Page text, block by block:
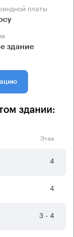
платы
здание
здании:
Этаж
4
4
3 - 4